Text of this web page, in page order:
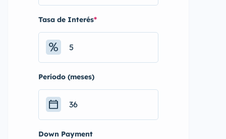
Tasa de Interés*
Período (meses)
Down Payment